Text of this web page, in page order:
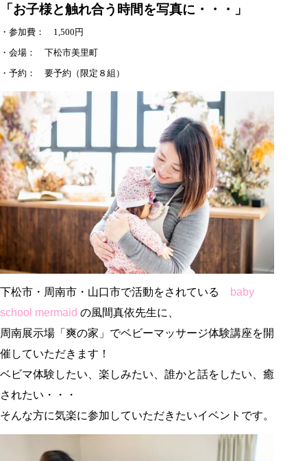
「お子様と触れ合う時間を写真に・・・」
・参加費： 1,500円
・会場： 下松市美里町
・予約： 要予約（限定８組）
下松市・周南市・山口市で活動をされている
baby
school mermaid の風間真依先生に、
周南展示場「爽の家」でベビーマッサージ体験講座を開
催していただきます！
ベビマ体験したい、楽しみたい、誰かと話をしたい、癒
されたい・・・
そんな方に気楽に参加していただきたいイベントです。